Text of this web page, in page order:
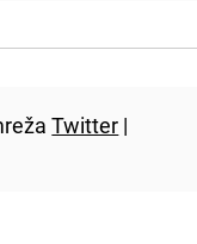
Twitter |